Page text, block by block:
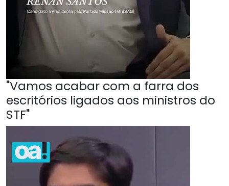
"Vamos acabar com a farra dos
escritórios ligados aos ministros do
STF"